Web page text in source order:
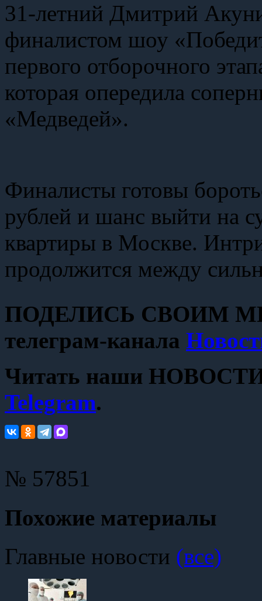
31-летний Дмитрий
финалистом шоу
первого отборочного
которая опередила
«Медведей».
Финалисты готовы
рублей и шанс выйти на
квартиры в Москве.
продолжится между
ПОДЕЛИСЬ СВОИМ
телеграм-канала
Читать наши НОВОСТИ
Telegram.
№ 57851
Похожие материалы
Главные новости (все)